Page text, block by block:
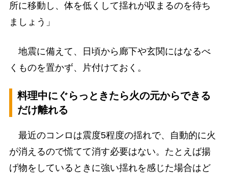
所に移動し、体を低くして揺れが収まるのを待ち
ましょう」
地震に備えて、日頃から廊下や玄関にはなるべ
くものを置かず、片付けておく。
料理中にぐらっときたら火の元からできる
だけ離れる
最近のコンロは震度5程度の揺れで、自動的に火
が消えるので慌てて消す必要はない。たとえば揚
げ物をしているときに強い揺れを感じた場合はど